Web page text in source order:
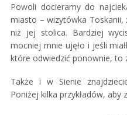
Powoli docieramy do
miasto – wizytówka Toskanii,
niż jej stolica. Bardziej
mocniej mnie ujęło i jeśli
które odwiedzić ponownie, to
Także i w Sienie
Poniżej kilka przykładów, aby